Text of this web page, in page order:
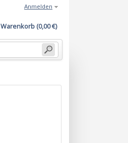
Warenkorb (0,00 €)
Anmelden